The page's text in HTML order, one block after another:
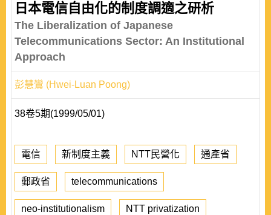
日本電信自由化的制度調適之研析
The Liberalization of Japanese
Telecommunications Sector: An Institutional
Approach
彭慧鸞 (Hwei-Luan Poong)
38卷5期(1999/05/01)
電信 新制度主義 NTT民營化 通產省
郵政省 telecommunications
neo-institutionalism NTT privatization